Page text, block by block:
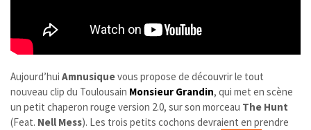
Aujourd’hui Amnusiquevous propose de découvrir le tout
nouveau clip du Toulousain Monsieur Grandin, qui met en scène
un petit chaperon rouge version 2.0, sur son morceau The Hunt
(Feat. Nell Mess). Les trois petits cochons devraient en prendre